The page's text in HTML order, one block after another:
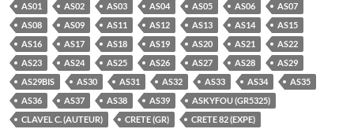
AS01 AS02 AS03 AS04 AS05 AS06
AS07
AS08
AS09 AS11 AS12 AS13 AS14
AS15
AS16
AS17 AS18 AS19 AS20 AS21
AS22
AS23
AS24 AS25 AS26 AS27 AS28
AS29
AS29BIS
AS30 AS31 AS32 AS33 AS34
AS35
AS36
AS37 AS38 AS39
ASKYFOU (GR5325)
CLAVEL C. (AUTEUR)
CRETE (GR)
CRETE 82 (EXPE)